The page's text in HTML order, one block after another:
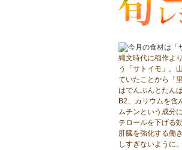
縄文時代に稲作よ
う「サトイモ」。
ていたことから「
はでんぷんとたん
B2、カリウムを含
ムチンという成分
テロールを下げる
肝臓を強化する働
しすぎないように